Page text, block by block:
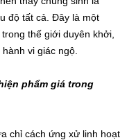
độ tất cả. Đây là một
thế giới duyên khởi,
vi giác ngộ.
phẩm giá trong
chỉ cách ứng xử linh hoạt